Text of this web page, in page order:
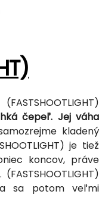
čepeľ. Jej váha
kladený
je tiež
koncov, práve
sa potom veľmi